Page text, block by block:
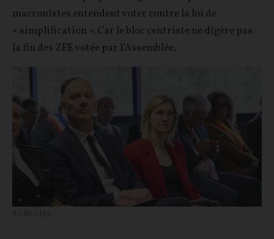
macronistes entendent voter contre la loi de
« simplification ». Car le bloc centriste ne digère pas
la fin des ZFE votée par l’Assemblée.